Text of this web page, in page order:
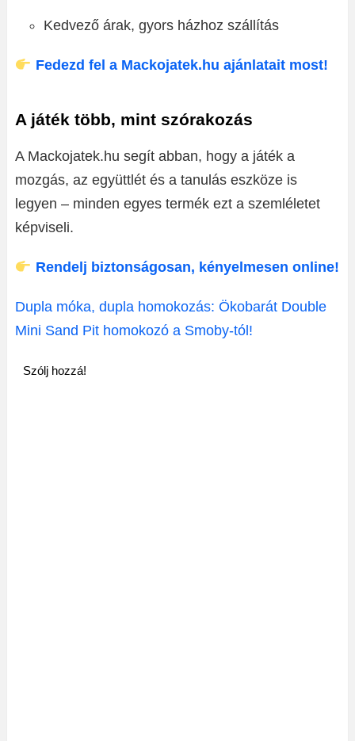
Kedvező árak, gyors házhoz szállítás
Fedezd fel a Mackojatek.hu ajánlatait most!
A játék több, mint szórakozás
A Mackojatek.hu segít abban, hogy a játék a
mozgás, az együttlét és a tanulás eszköze is
legyen – minden egyes termék ezt a szemléletet
képviseli.
Rendelj biztonságosan, kényelmesen online!
Dupla móka, dupla homokozás: Ökobarát Double
Mini Sand Pit homokozó a Smoby-tól!
Szólj hozzá!